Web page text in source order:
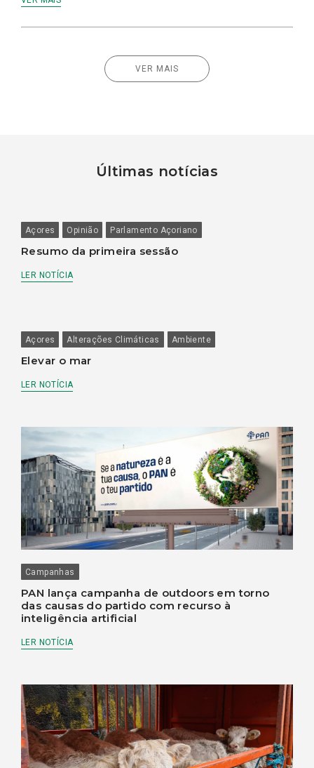
VER MAIS
Últimas notícias
Açores Opinião Parlamento Açoriano
Resumo da primeira sessão
LER NOTÍCIA
Açores Alterações Climáticas Ambiente
Elevar o mar
LER NOTÍCIA
Campanhas
PAN lança campanha de outdoors em torno
das causas do partido com recurso à
inteligência artificial
LER NOTÍCIA